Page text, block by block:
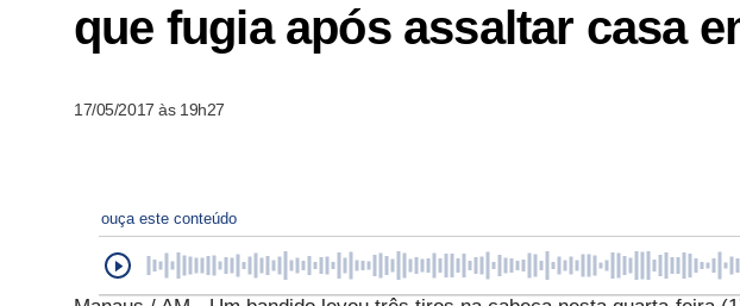
que fugia após assaltar casa
17/05/2017 às 19h27
ouça este conteúdo